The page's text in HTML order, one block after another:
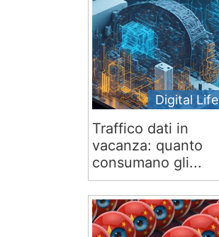
Digital Life
Traffico dati in
vacanza: quanto
consumano gli...